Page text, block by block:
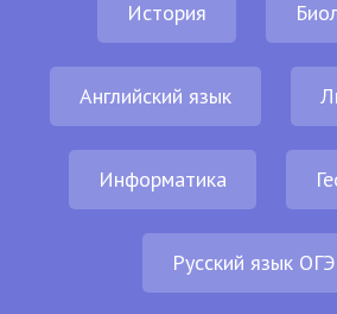
История
Английский язык
Информатика
Русский язык ОГЭ